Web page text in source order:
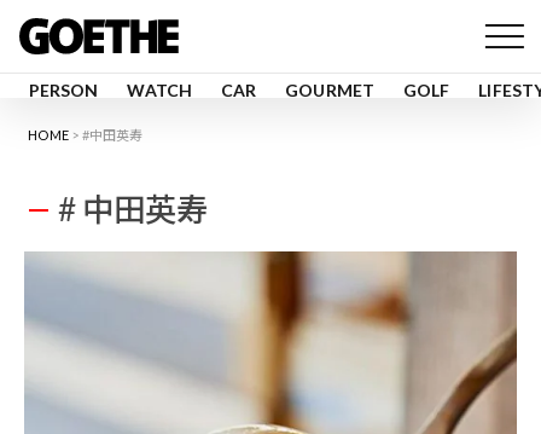
PERSON WATCH CAR GOURMET GOLF
HOME #中田英寿
# 中田英寿